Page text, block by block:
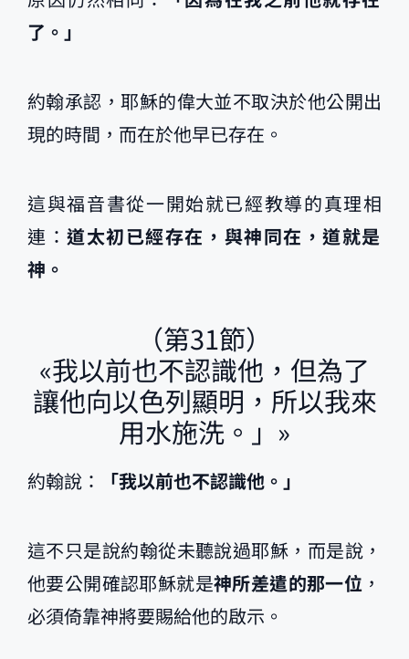
了。」
約翰承認，耶穌的偉大並不取決於他公開出
現的時間，而在於他早已存在。
這與福音書從一開始就已經教導的真理相
連：道太初已經存在，與神同在，道就是
神。
（第31節）
«我以前也不認識他，但為了
讓他向以色列顯明，所以我來
用水施洗。」»
約翰說： 「我以前也不認識他。」
這不只是說約翰從未聽說過耶穌，而是說，
他要公開確認耶穌就是神所差遣的那一位 ，
必須倚靠神將要賜給他的啟示。